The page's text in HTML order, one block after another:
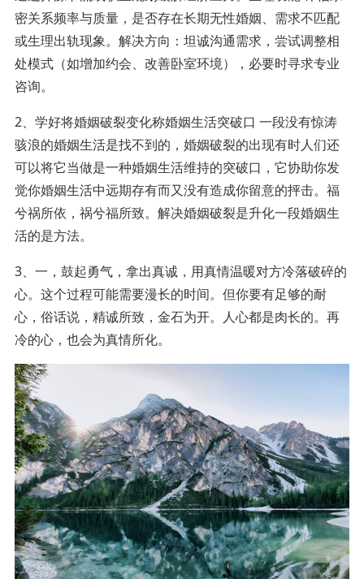
密关系频率与质量，是否存在长期无性婚姻、需求不匹配
或生理出轨现象。解决方向：坦诚沟通需求，尝试调整相
处模式（如增加约会、改善卧室环境），必要时寻求专业
咨询。
2、学好将婚姻破裂变化称婚姻生活突破口 一段没有惊涛
骇浪的婚姻生活是找不到的，婚姻破裂的出现有时人们还
可以将它当做是一种婚姻生活维持的突破口，它协助你发
觉你婚姻生活中远期存有而又没有造成你留意的抨击。福
兮祸所依，祸兮福所致。解决婚姻破裂是升化一段婚姻生
活的是方法。
3、一，鼓起勇气，拿出真诚，用真情温暖对方冷落破碎的
心。这个过程可能需要漫长的时间。但你要有足够的耐
心，俗话说，精诚所致，金石为开。人心都是肉长的。再
冷的心，也会为真情所化。